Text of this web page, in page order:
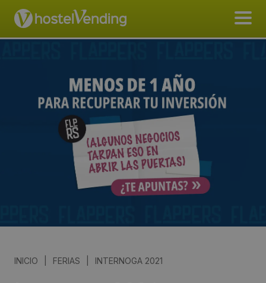
INICIO FERIAS INTERNOGA 2021